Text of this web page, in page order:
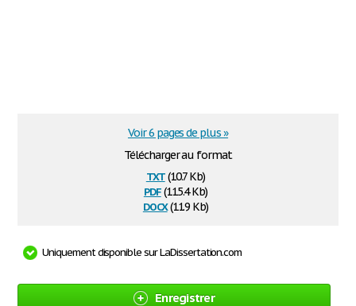
Télécharger au format
txt(10.7 Kb)
pdf(115.4 Kb)
docx(11.9 Kb)
Voir 6 pages de plus »
Uniquement disponible sur LaDissertation.com
Enregistrer